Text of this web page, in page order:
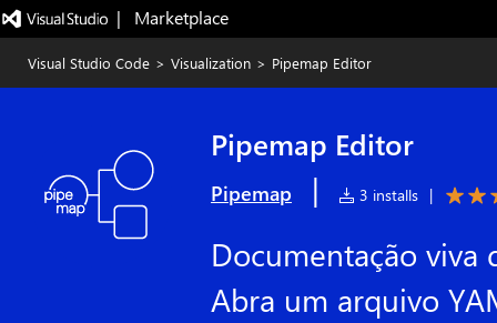
|   Marketplace
Visual Studio Code > Visualization > Pipemap Editor
Pipemap Editor
Pipemap | 3 installs |
Documentação viva
Abra um arquivo